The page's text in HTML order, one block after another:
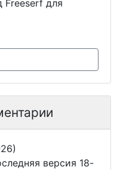
Freeserf для
версия 18-